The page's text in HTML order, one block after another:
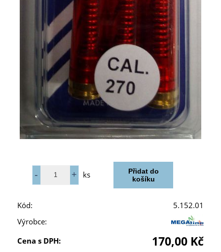
ks
Kód:
5.152.01
Výrobce:
Cena s DPH:
170,00 Kč